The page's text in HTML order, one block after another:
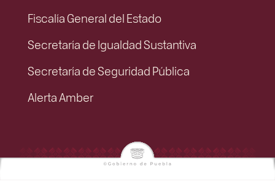
Fiscalía General del Estado
Secretaría de Igualdad Sustantiva
Secretaría de Seguridad Pública
Alerta Amber